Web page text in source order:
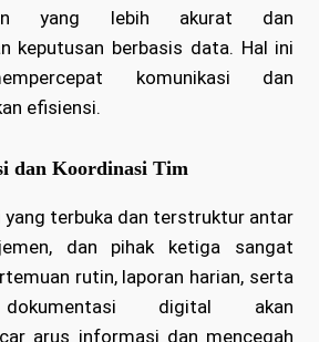
yang lebih akurat dan
keputusan berbasis data. Hal ini
komunikasi dan
efisiensi.
dan Koordinasi Tim
yang terbuka dan terstruktur antar
dan pihak ketiga sangat
rutin, laporan harian, serta
digital akan
arus informasi dan mencegah